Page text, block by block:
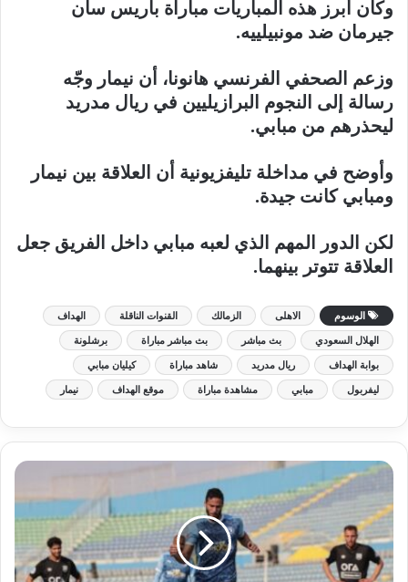
وكان أبرز هذه المباريات مباراة باريس سان
جيرمان ضد مونبيلييه.
وزعم الصحفي الفرنسي هانونا، أن نيمار وجّه
رسالة إلى النجوم البرازيليين في ريال مدريد
ليحذرهم من مبابي.
وأوضح في مداخلة تليفزيونية أن العلاقة بين نيمار
ومبابي كانت جيدة.
لكن الدور المهم الذي لعبه مبابي داخل الفريق جعل
العلاقة تتوتر بينهما.
الوسوم الاهلى الزمالك القنوات الناقلة الهداف
الهلال السعودي بث مباشر بث مباشر مباراة برشلونة
بوابة الهداف ريال مدريد شاهد مباراة كيليان مبابي
ليفربول مبابي مشاهدة مباراة موقع الهداف نيمار